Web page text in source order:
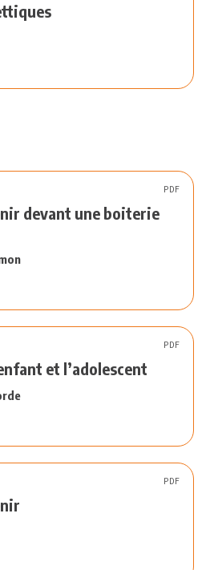
devant une boiterie
PDF
et l’adolescent
PDF
PDF